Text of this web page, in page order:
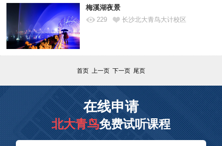
梅溪湖夜景
229 长沙北大青鸟大计校区
首页 上一页 下一页 尾页
在线申请
北大青鸟免费试听课程